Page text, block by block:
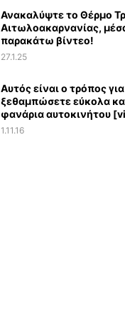
Ανακαλύψτε το Θέρμο
Αιτωλοακαρνανίας,
παρακάτω βίντεο!
27.1.25
Αυτός είναι ο τρόπος
ξεθαμπώσετε εύκολα
φανάρια αυτοκινήτου
1.11.16